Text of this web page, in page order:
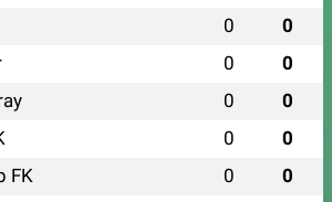
0 0
0 0
0 0
0 0
FK 0 0